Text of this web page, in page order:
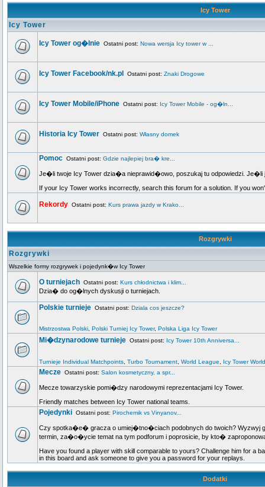
Icy Tower
Icy Tower
Icy Tower og�lnie Ostatni post: Nowa wersja Icy tower w ...
Icy Tower Facebook/nk.pl Ostatni post: Znaki Drogowe
Icy Tower Mobile/iPhone Ostatni post: Icy Tower Mobile - og�ln...
Historia Icy Tower Ostatni post: Własny domek
Pomoc Ostatni post: Gdzie najlepiej bra� kre...
Je�li twoje Icy Tower dzia�a nieprawid�owo, poszukaj tu odpowiedzi.
If your Icy Tower works incorrectly, search this forum for a solution. If you
Rekordy Ostatni post: Kurs prawa jazdy w Krako...
Rozgrywki
Rozgrywki
Wszelkie formy rozgrywek i pojedynk�w Icy Tower
O turniejach Ostatni post: Kurs chłodnictwa i klim...
Dzia� do og�lnych dyskusji o turniejach.
Polskie turnieje Ostatni post: Dziala cos jeszcze?
Mistrzostwa Polski Polski Turniej Icy Tower, Polska Liga Icy Tower
Mi�dzynarodowe turnieje Ostatni post: Icy Tower 10th Anniversa...
Turnieje Individual Matchpoints Turbo Tournament World League Icy Tower
Mecze Ostatni post: Salon kosmetyczny, a spr...
Mecze towarzyskie pomi�dzy narodowymi reprezentacjami Icy Tower.
Friendly matches between Icy Tower national teams.
Pojedynki Ostatni post: Pirochemik vs Vinyanov...
Czy spotka�e� gracza o umiej�tno�ciach podobnych do twoich? Wyzwyj
termin, za�o�ycie temat na tym podforum i poprosicie, by kto�
Have you found a player with skill comparable to yours? Challenge him for a
in this board and ask someone to give you a password for your replays.
Dodatki